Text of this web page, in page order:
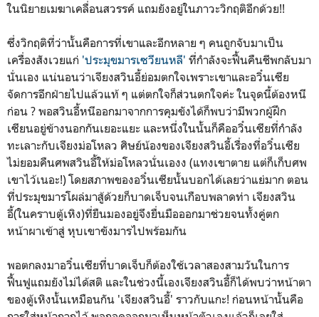
ในนิยายเมฆาเคลื่อนสวรรค์ แถมยังอยู่ในภาวะวิกฤติอีกด้วย!!
ซึ่งวิกฤติที่ว่านั้นคือการที่เขาและอีกหลาย ๆ คนถูกจับมาเป็น
เครื่องสังเวยแก่ 'ประมุขมารเซวียนหลี' ที่กำลังจะฟื้นคืนชีพกลับมา
นั่นเอง แน่นอนว่าเจียงสวินอี้ย่อมตกใจเพราะเขาและอวิ๋นเซีย
จัดการอีกฝ่ายไปแล้วแท้ ๆ แต่ตกใจก็ส่วนตกใจค่ะ ในจุดนี้ต้องหนี
ก่อน ? พอสวินอี้หนีออกมาจากการคุมขังได้ก็พบว่ามีพวกผู้ฝึก
เซียนอยู่ข้างนอกกันเยอะแยะ และหนึ่งในนั้นก็คืออวิ๋นเซียที่กำลัง
ทะเลาะกับเจียงม่อโหลว ศิษย์น้องของเจียงสวินอี้เรื่องที่อวิ๋นเซีย
ไม่ยอมคืนศพสวินอี้ให้ม่อโหลวนั่นเองง (แทงเขาตาย แต่ก็เก็บศพ
เขาไว้เนอะ!) โดยสภาพของอวิ๋นเซียนั้นบอกได้เลยว่าแย่มาก ตอน
ที่ประมุขมารโผล่มาสู้ด้วยก็บาดเจ็บจนเกือบพลาดท่า เจียงสวิน
อี้(ในคราบตู้เหิง)ที่ยืนมองอยู่จึงยื่นมือออกมาช่วยจนทั้งคู่ตก
หน้าผาเข้าสู่ หุบเขาขังมารไปพร้อมกัน
พอตกลงมาอวิ๋นเซียที่บาดเจ็บก็ต้องใช้เวลาสองสามวันในการ
ฟื้นฟูแถมยังไม่ได้สติ และในช่วงนี้เองเจียงสวินอี้ก็ได้พบว่าหน้าตา
ของตู้เหิงนั้นเหมือนกัน 'เจียงสวินอี้' ราวกับแกะ! ก่อนหน้านั้นคือ